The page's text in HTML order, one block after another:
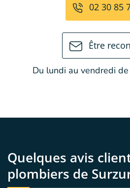
02 30 85
Être
Du lundi au vendredi
Quelques avis
plombiers de